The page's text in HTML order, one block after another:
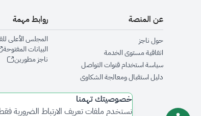
خصوصيتك تهمنا
نستخدم ملفات تعريف الارتباط الضرورية
عن المنصة
حول ناجز
اتفاقية مستوى الخدمة
سياسة استخدام قنوات التواصل
دليل استقبال ومعالجة الشكاوى
روابط مهمة
المجلس الأعلى
البيانات المفتوحة
ناجز مطورين